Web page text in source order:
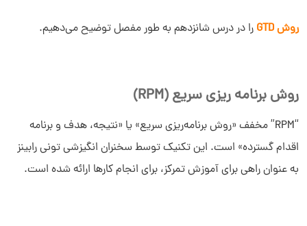
روش GTD را در درس شانزدهم به طور مفصل توضیح می‌دهیم.
روش برنامه ریزی سریع (RPM)
“RPM” مخفف «روش برنامه‌ریزی سریع» یا «نتیجه، هدف و برنامه
اقدام گسترده» است. این تکنیک توسط سخنران انگیزشی تونی رابینز
به عنوان راهی برای آموزش تمرکز، برای انجام کارها ارائه شده است.